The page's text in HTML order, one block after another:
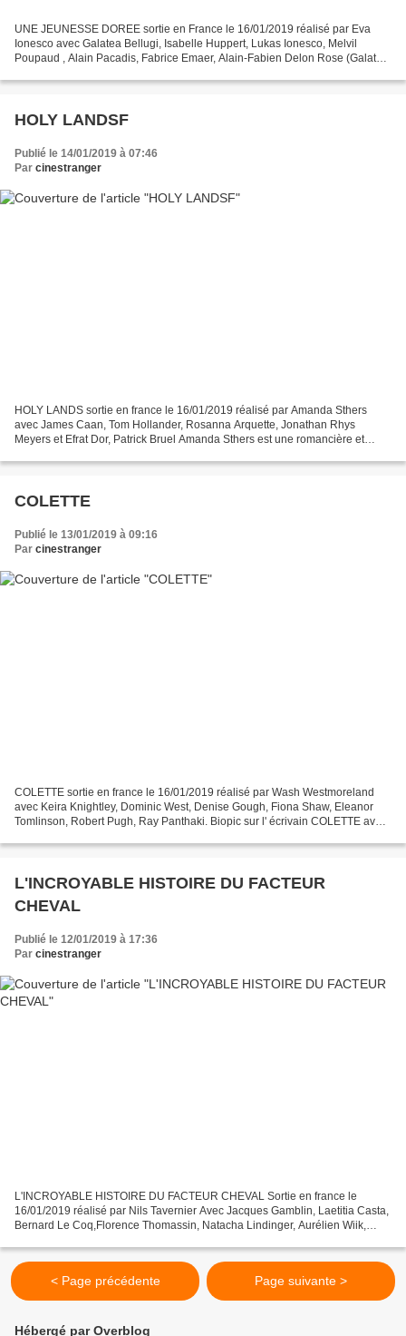
UNE JEUNESSE DOREE sortie en France le 16/01/2019 réalisé par Eva
Ionesco avec Galatea Bellugi, Isabelle Huppert, Lukas Ionesco, Melvil
Poupaud , Alain Pacadis, Fabrice Emaer, Alain-Fabien Delon Rose (Galatea
HOLY LANDSF
Publié le 14/01/2019 à 07:46
Par cinestranger
HOLY LANDS sortie en france le 16/01/2019 réalisé par Amanda Sthers
avec James Caan, Tom Hollander, Rosanna Arquette, Jonathan Rhys
Meyers et Efrat Dor, Patrick Bruel Amanda Sthers est une romancière et
COLETTE
Publié le 13/01/2019 à 09:16
Par cinestranger
COLETTE sortie en france le 16/01/2019 réalisé par Wash Westmoreland
avec Keira Knightley, Dominic West, Denise Gough, Fiona Shaw, Eleanor
Tomlinson, Robert Pugh, Ray Panthaki. Biopic sur l' écrivain COLETTE avec
L'INCROYABLE HISTOIRE DU FACTEUR
CHEVAL
Publié le 12/01/2019 à 17:36
Par cinestranger
L'INCROYABLE HISTOIRE DU FACTEUR CHEVAL Sortie en france le
16/01/2019 réalisé par Nils Tavernier Avec Jacques Gamblin, Laetitia Casta,
Bernard Le Coq,Florence Thomassin, Natacha Lindinger, Aurélien Wiik,
< Page précédente Page suivante >
Hébergé par Overblog